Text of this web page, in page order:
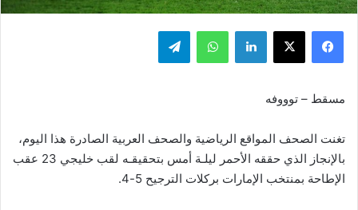
فيسبوك ‫X لينكدإن واتساب تيلقرام
مسقط – توووفه
تغنت الصحف المواقع الرياضية والصحف العربية الصادرة هذا اليوم،
بالإنجاز الذي حققه الأحمر ليلـة أمس بتحقيقـه لقب خليجي 23 عقب
الإطاحة بمنتخب الإمارات بركلات الترجيح 5-4.